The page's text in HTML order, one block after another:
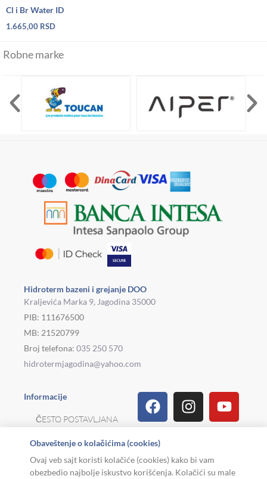
Cl i Br Water ID
1.665,00 RSD
Robne marke
Hidroterm bazeni i grejanje DOO
Kraljevića Marka 9, Jagodina 35000
PIB: 111676500
MB: 21520799
Broj telefona: 035 250 570
hidrotermjagodina@yahoo.com
Informacije
ČESTO POSTAVLJANA
REKLAMACIJE I
POVRAT ROBE
FacebookInstagram
Linkedin
Viber
TiktokPinterest
Obaveštenje o kolačićima (cookies)
Ovaj veb sajt koristi kolačiće (cookies) kako bi vam
obezbedio najbolje iskustvo korišćenja. Kolačići su male